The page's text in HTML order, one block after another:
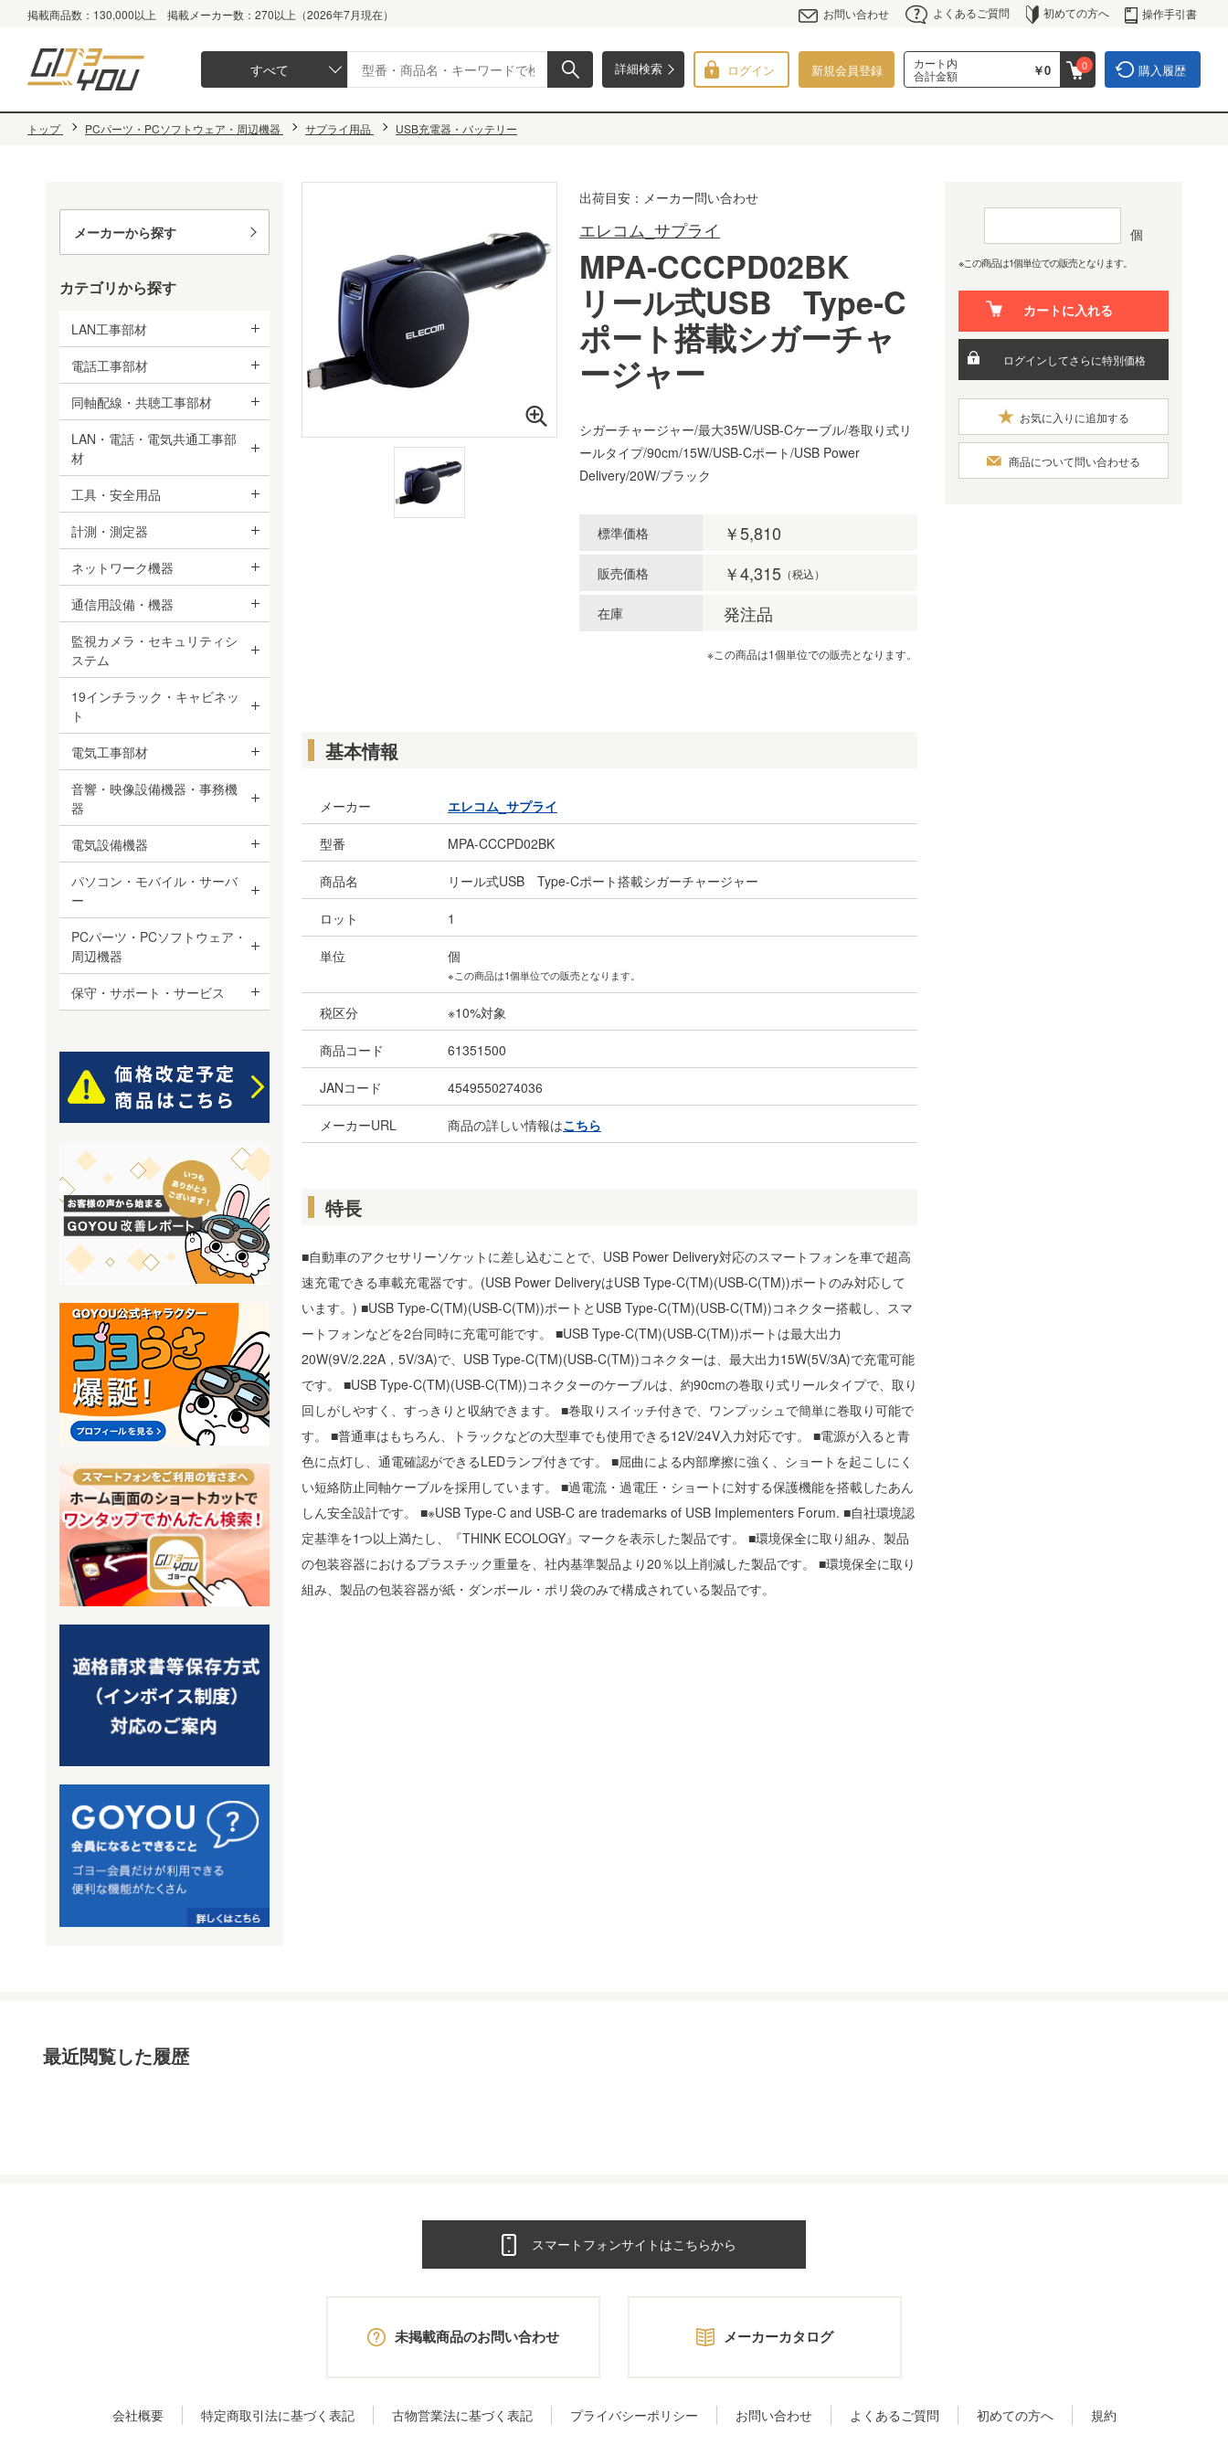
掲載商品数：130,000以上 掲載メーカー数：270以上（2026年7月現在） お問い合わせ よくあるご質問 初めての方へ 操作手引書
詳細検索
すべて ログイン 新規会員登録
カート内
合計金額
￥0 0 購入履歴
トップ PCパーツ・PCソフトウェア・周辺機器 サプライ用品 USB充電器・バッテリー
出荷目安：メーカー問い合わせ
エレコム_サプライ
MPA-CCCPD02BK
リール式USB Type-C
ポート搭載シガーチャ
ージャー
シガーチャージャー/最大35W/USB-Cケーブル/巻取り式リ
ールタイプ/90cm/15W/USB-Cポート/USB Power
Delivery/20W/ブラック
標準価格 ￥5,810
販売価格 ￥4,315 （税込）
在庫 発注品
※この商品は1個単位での販売となります。
基本情報
メーカー エレコム_サプライ
型番 MPA-CCCPD02BK
商品名 リール式USB Type-Cポート搭載シガーチャージャー
ロット 1
単位 個
※この商品は1個単位での販売となります。
税区分 ※10%対象
商品コード 61351500
JANコード 4549550274036
メーカーURL 商品の詳しい情報はこちら
特長
■自動車のアクセサリーソケットに差し込むことで、USB Power Delivery対応のスマートフォンを車で超高
速充電できる車載充電器です。(USB Power DeliveryはUSB Type-C(TM)(USB-C(TM))ポートのみ対応して
います。) ■USB Type-C(TM)(USB-C(TM))ポートとUSB Type-C(TM)(USB-C(TM))コネクター搭載し、スマ
ートフォンなどを2台同時に充電可能です。 ■USB Type-C(TM)(USB-C(TM))ポートは最大出力
20W(9V/2.22A，5V/3A)で、USB Type-C(TM)(USB-C(TM))コネクターは、最大出力15W(5V/3A)で充電可能
です。 ■USB Type-C(TM)(USB-C(TM))コネクターのケーブルは、約90cmの巻取り式リールタイプで、取り
回しがしやすく、すっきりと収納できます。 ■巻取りスイッチ付きで、ワンプッシュで簡単に巻取り可能で
す。 ■普通車はもちろん、トラックなどの大型車でも使用できる12V/24V入力対応です。 ■電源が入ると青
色に点灯し、通電確認ができるLEDランプ付きです。 ■屈曲による内部摩擦に強く、ショートを起こしにく
い短絡防止同軸ケーブルを採用しています。 ■過電流・過電圧・ショートに対する保護機能を搭載したあん
しん安全設計です。 ■※USB Type-C and USB-C are trademarks of USB Implementers Forum. ■自社環境認
定基準を1つ以上満たし、『THINK ECOLOGY』マークを表示した製品です。 ■環境保全に取り組み、製品
の包装容器におけるプラスチック重量を、社内基準製品より20％以上削減した製品です。 ■環境保全に取り
組み、製品の包装容器が紙・ダンボール・ポリ袋のみで構成されている製品です。
個
※この商品は1個単位での販売となります。
カートに入れる
ログインしてさらに特別価格
お気に入りに追加する
商品について問い合わせる
メーカーから探す
カテゴリから探す
LAN工事部材
電話工事部材
同軸配線・共聴工事部材
LAN・電話・電気共通工事部
材
工具・安全用品
計測・測定器
ネットワーク機器
通信用設備・機器
監視カメラ・セキュリティシ
ステム
19インチラック・キャビネッ
ト
電気工事部材
音響・映像設備機器・事務機
器
電気設備機器
パソコン・モバイル・サーバ
ー
PCパーツ・PCソフトウェア・
周辺機器
保守・サポート・サービス
最近閲覧した履歴
スマートフォンサイトはこちらから
未掲載商品のお問い合わせ メーカーカタログ
会社概要 特定商取引法に基づく表記 古物営業法に基づく表記 プライバシーポリシー お問い合わせ よくあるご質問 初めての方へ 規約